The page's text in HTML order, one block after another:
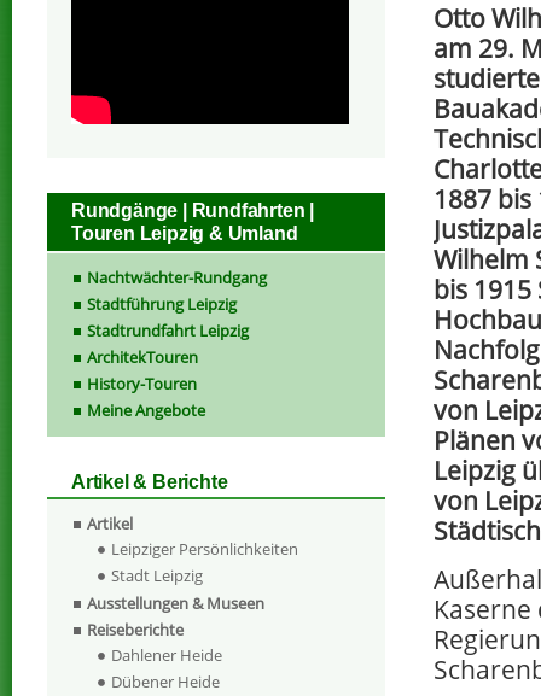
Otto
am 29.
1887
Wilhelm
bis
von
Plänen
Leipzig
von
Rundgänge | Rundfahrten |
Touren Leipzig & Umland
Nachtwächter-Rundgang
Stadtführung Leipzig
Stadtrundfahrt Leipzig
ArchitekTouren
History-Touren
Meine Angebote
Artikel & Berichte
Artikel
Leipziger Persönlichkeiten
Stadt Leipzig
Ausstellungen & Museen
Reiseberichte
Dahlener Heide
Dübener Heide